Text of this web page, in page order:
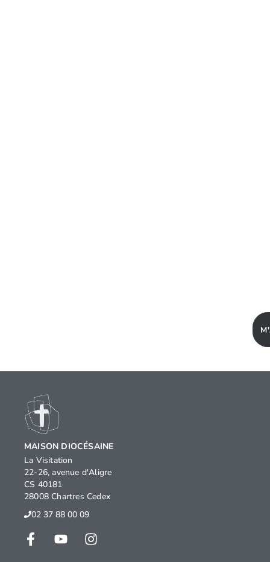
MAISON DIOCÉSAINE
La Visitation
22-26, avenue d'Aligre
CS 40181
28008 Chartres Cedex
02 37 88 00 09